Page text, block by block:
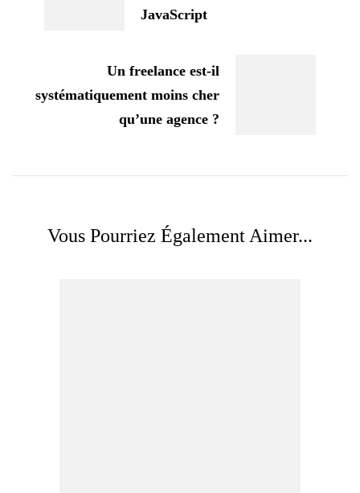
JavaScript
Un freelance est-il
systématiquement moins cher
qu’une agence ?
Vous Pourriez Également Aimer...